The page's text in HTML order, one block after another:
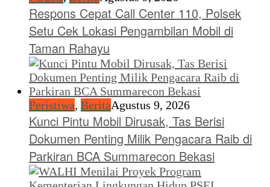
Respons Cepat Call Center 110, Polsek
Setu Cek Lokasi Pengambilan Mobil di
Taman Rahayu
Peristiwa, BeritaAgustus 9, 2026
Kunci Pintu Mobil Dirusak, Tas Berisi
Dokumen Penting Milik Pengacara Raib di
Parkiran BCA Summarecon Bekasi